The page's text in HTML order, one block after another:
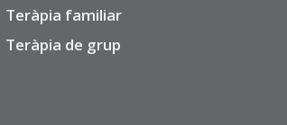
Teràpia familiar
Teràpia de grup